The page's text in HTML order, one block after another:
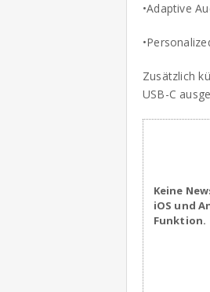
•Adaptive
Zusätzlich
USB-C
Keine
iOS und
Funktion.